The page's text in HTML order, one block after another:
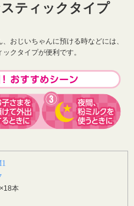
ティックタイプ
おじいちゃんに預ける時などには、
クタイプが便利です。
本